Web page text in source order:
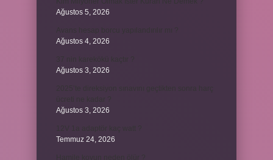
Ağustos 5, 2026
Ağustos 4, 2026
Ağustos 3, 2026
Ağustos 3, 2026
Temmuz 24, 2026